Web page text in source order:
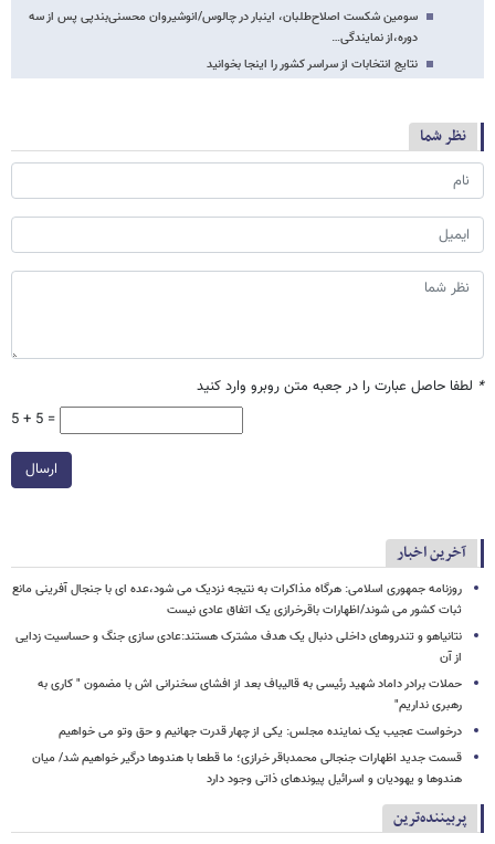
سومین شکست اصلاح‌طلبان، اینبار در چالوس/انوشیروان محسنی‌بندپی پس از سه
دوره،از نمایندگی…
نتایج انتخابات از سراسر کشور را اینجا بخوانید
نظر شما
* لطفا حاصل عبارت را در جعبه متن روبرو وارد کنید
5 + 5 =
ارسال
آخرین اخبار
روزنامه جمهوری اسلامی: هرگاه مذاکرات به نتیجه نزدیک می شود،عده ای با جنجال آفرینی مانع
ثبات کشور می شوند/اظهارات باقرخرازی یک اتفاق عادی نیست
نتانیاهو و تندروهای داخلی دنبال یک هدف مشترک هستند:عادی سازی جنگ و حساسیت زدایی
از آن
حملات برادر داماد شهید رئیسی به قالیباف بعد از افشای سخنرانی اش با مضمون " کاری به
رهبری نداریم"
درخواست عجیب یک نماینده مجلس: یکی از چهار قدرت جهانیم و حق وتو می خواهیم
قسمت جدید اظهارات جنجالی محمدباقر خرازی؛ ما قطعا با هندوها درگیر خواهیم شد/ میان
هندوها و یهودیان و اسرائیل پیوندهای ذاتی وجود دارد
پربیننده‌ترین